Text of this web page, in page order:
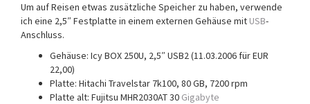
Um auf Reisen etwas zusätzliche Speicher zu haben, verwende
ich eine 2,5″ Festplatte in einem externen Gehäuse mit USB-
Anschluss.
Gehäuse: Icy BOX 250U, 2,5″ USB2 (11.03.2006 für EUR
22,00)
Platte: Hitachi Travelstar 7k100, 80 GB, 7200 rpm
Platte alt: Fujitsu MHR2030AT 30 Gigabyte